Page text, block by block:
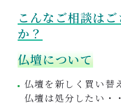
こんなご相談は
か？
仏壇について
仏壇を新しく買い替
仏壇は処分したい・